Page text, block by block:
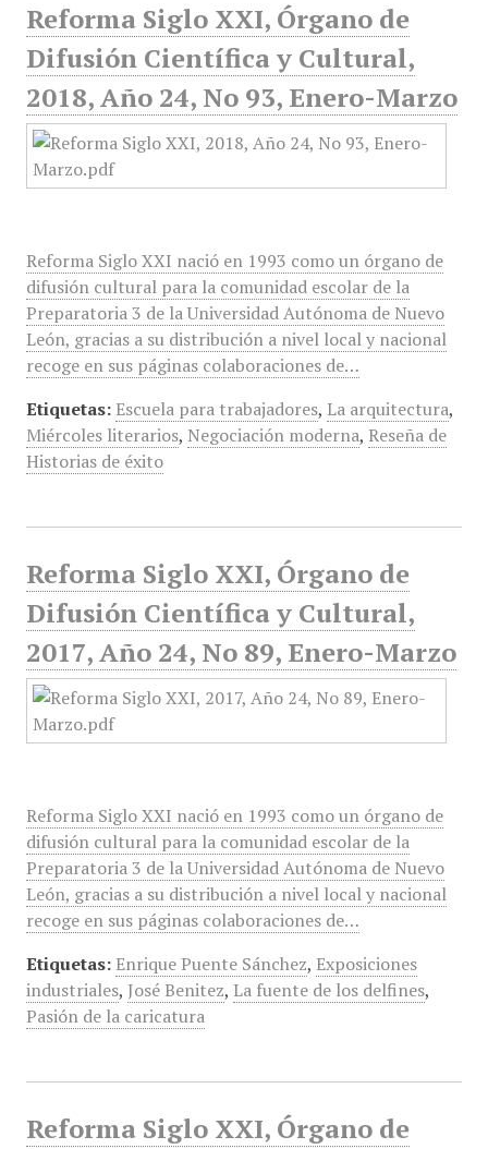
Reforma Siglo XXI, Órgano de
Difusión Científica y Cultural,
2018, Año 24, No 93, Enero-Marzo
Reforma Siglo XXI nació en 1993 como un órgano de
difusión cultural para la comunidad escolar de la
Preparatoria 3 de la Universidad Autónoma de Nuevo
León, gracias a su distribución a nivel local y nacional
recoge en sus páginas colaboraciones de…
Etiquetas: Escuela para trabajadores, La arquitectura,
Miércoles literarios, Negociación moderna, Reseña de
Historias de éxito
Reforma Siglo XXI, Órgano de
Difusión Científica y Cultural,
2017, Año 24, No 89, Enero-Marzo
Reforma Siglo XXI nació en 1993 como un órgano de
difusión cultural para la comunidad escolar de la
Preparatoria 3 de la Universidad Autónoma de Nuevo
León, gracias a su distribución a nivel local y nacional
recoge en sus páginas colaboraciones de…
Etiquetas: Enrique Puente Sánchez, Exposiciones
industriales, José Benitez, La fuente de los delfines,
Pasión de la caricatura
Reforma Siglo XXI, Órgano de